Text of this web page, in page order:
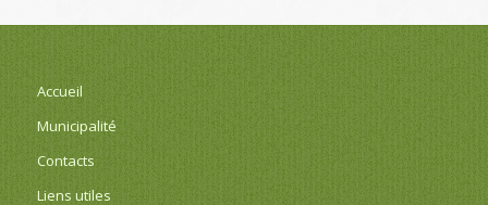
Accueil
Municipalité
Contacts
Liens utiles